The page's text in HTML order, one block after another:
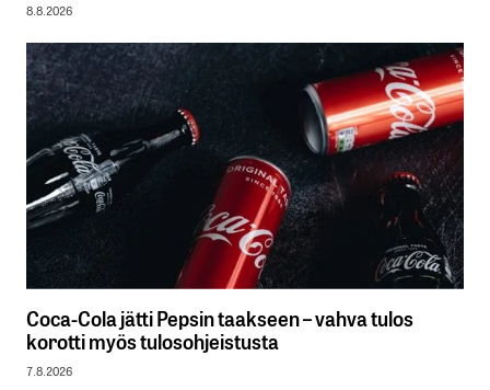
8.8.2026
Coca-Cola jätti Pepsin taakseen – vahva tulos
korotti myös tulosohjeistusta
7.8.2026